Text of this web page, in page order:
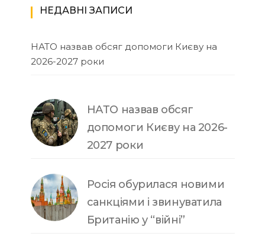
НЕДАВНІ ЗАПИСИ
НАТО назвав обсяг допомоги Києву на
2026-2027 роки
НАТО назвав обсяг
допомоги Києву на 2026-
2027 роки
Росія обурилася новими
санкціями і звинуватила
Британію у “війні”